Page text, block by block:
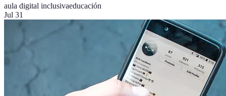
aula digital inclusivaeducación
Jul 31